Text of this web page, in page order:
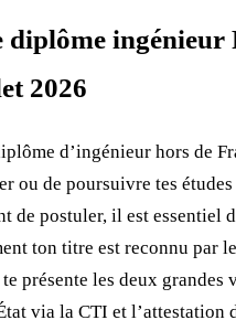
diplôme ingénieur
2026
d’ingénieur hors de
ou de poursuivre tes études
de postuler, il est essentiel
ton titre est reconnu par
présente les deux
via la CTI et l’attestation